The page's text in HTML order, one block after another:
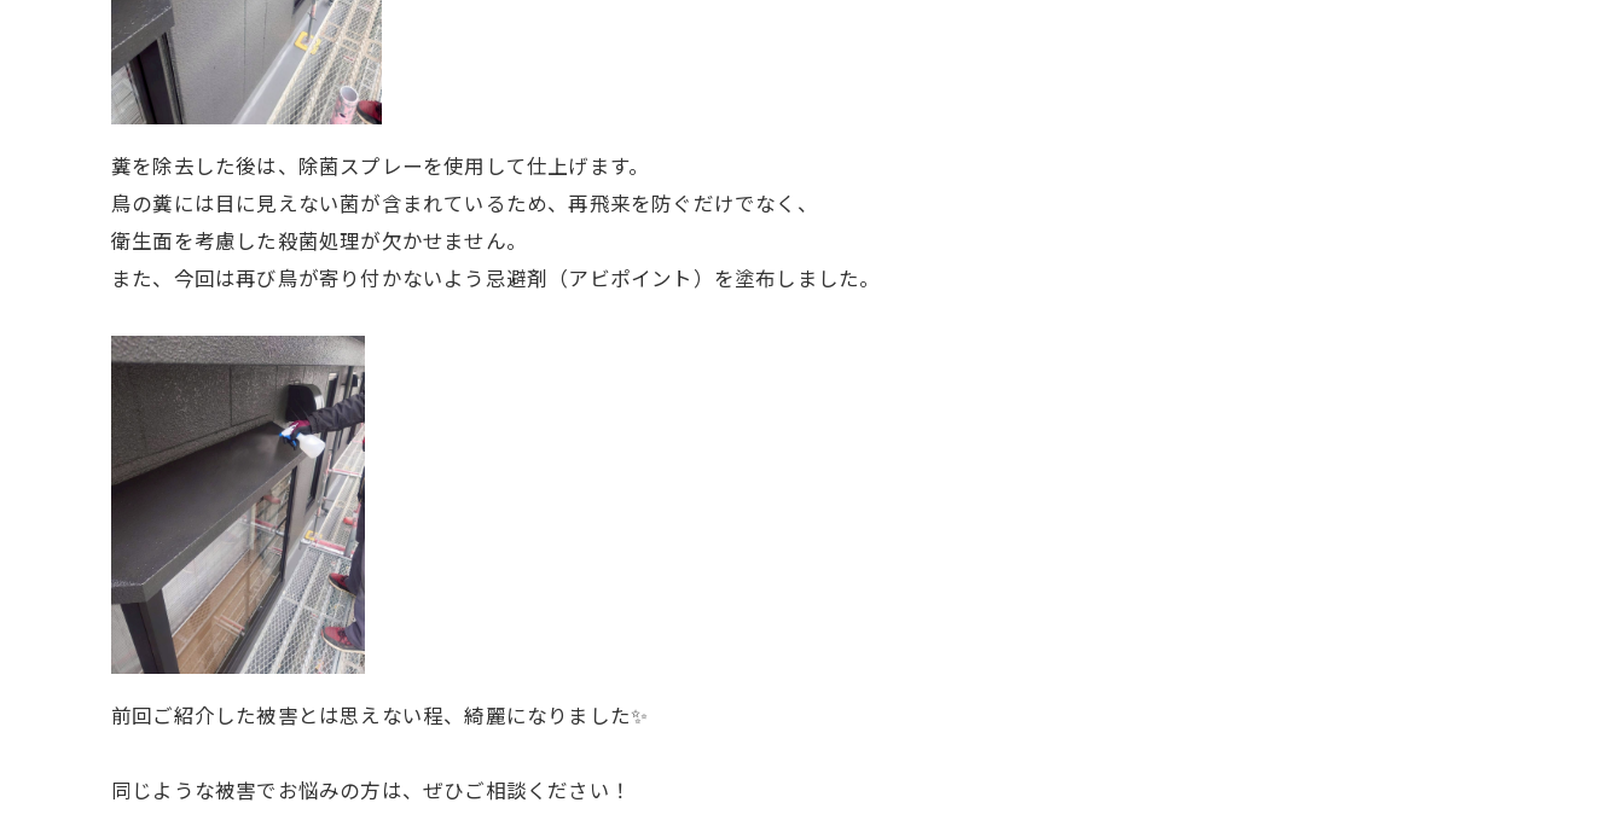
糞を除去した後は、除菌スプレーを使用して仕上げます。
鳥の糞には目に見えない菌が含まれているため、再飛来を防ぐだけでなく、
衛生面を考慮した殺菌処理が欠かせません。
また、今回は再び鳥が寄り付かないよう忌避剤（アビポイント）を塗布しました。
前回ご紹介した被害とは思えない程、綺麗になりました✨
同じような被害でお悩みの方は、ぜひご相談ください！